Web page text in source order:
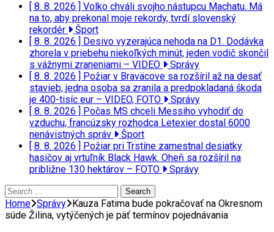
[ 8. 8. 2026 ] Volko chváli svojho nástupcu Machatu. Má
na to, aby prekonal moje rekordy, tvrdí slovenský
rekordér
Šport
[ 8. 8. 2026 ] Desivo vyzerajúca nehoda na D1. Dodávka
zhorela v priebehu niekoľkých minút, jeden vodič skončil
s vážnymi zraneniami – VIDEO
Správy
[ 8. 8. 2026 ] Požiar v Braväcove sa rozšíril až na desať
stavieb, jedna osoba sa zranila a predpokladaná škoda
je 400-tisíc eur – VIDEO, FOTO
Správy
[ 8. 8. 2026 ] Počas MS chceli Messiho vyhodiť do
vzduchu, francúzsky rozhodca Letexier dostal 6000
nenávistných správ
Šport
[ 8. 8. 2026 ] Požiar pri Trstíne zamestnal desiatky
hasičov aj vrtuľník Black Hawk. Oheň sa rozšíril na
približne 130 hektárov – FOTO
Správy
Search
for:
Home Správy Kauza Fatima bude pokračovať na Okresnom
súde Žilina, vytýčených je päť termínov pojednávania